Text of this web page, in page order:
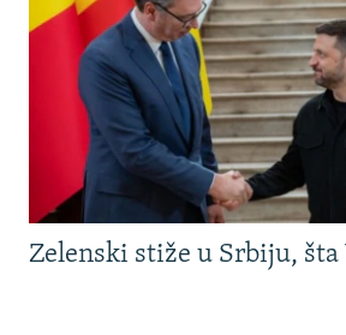
Zelenski stiže u Srbiju, šta